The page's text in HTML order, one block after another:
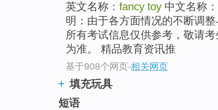
英文名称： fancy toy 中文名称：
明：由于各方面情况的不断调
所有考试信息仅供参考，敬请
为准。 精品教育资讯推
基于908个网页-相关网页
填充玩具
短语